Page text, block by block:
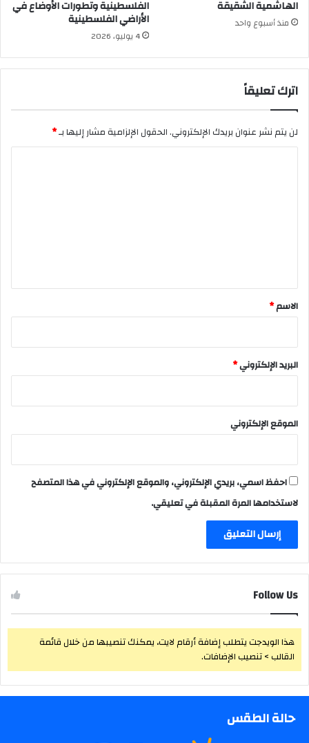
الهاشمية الشقيقة
منذ أسبوع واحد
الفلسطينية وتطورات الأوضاع في
الأراضي الفلسطينية
4 يوليو، 2026
اترك تعليقاً
لن يتم نشر عنوان بريدك الإلكتروني.الحقول الإلزامية مشار إليها بـ*
*
الاسم*
البريد الإلكتروني*
الموقع الإلكتروني
احفظ اسمي، بريدي الإلكتروني، والموقع الإلكتروني في هذا المتصفح
لاستخدامها المرة المقبلة في تعليقي.
Follow Us
هذا الويدجت يتطلب إضافة أرقام لايت، يمكنك تنصيبها من خلال قائمة
القالب > تنصيب الإضافات.
حالة الطقس